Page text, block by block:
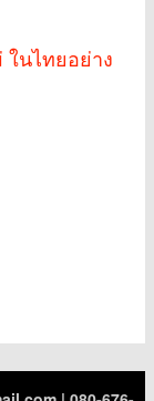
ในไทยอย่าง